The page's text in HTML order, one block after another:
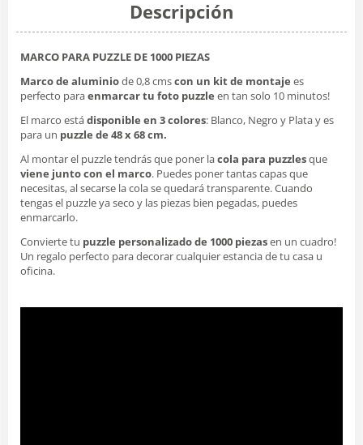
Descripción
MARCO PARA PUZZLE DE 1000 PIEZAS
Marco de aluminiode 0,8 cmscon un kit de montaje es
perfecto paraenmarcar tu foto puzzle en tan solo 10 minutos!
El marco estádisponible en 3 colores: Blanco, Negro y Plata y es
para un puzzle de 48 x 68 cm.
Al montar el puzzle tendrás que poner lacola para puzzlesque
viene junto con el marco. Puedes poner tantas capas que
necesitas, al secarse la cola se quedará transparente. Cuando
tengas el puzzle ya seco y las piezas bien pegadas, puedes
enmarcarlo.
Convierte tu puzzle personalizado de 1000 piezasen un cuadro!
Un regalo perfecto para decorar cualquier estancia de tu casa u
oficina.